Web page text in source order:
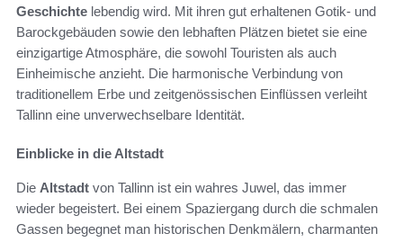
Geschichte lebendig wird. Mit ihren gut erhaltenen Gotik- und
Barockgebäuden sowie den lebhaften Plätzen bietet sie eine
einzigartige Atmosphäre, die sowohl Touristen als auch
Einheimische anzieht. Die harmonische Verbindung von
traditionellem Erbe und zeitgenössischen Einflüssen verleiht
Tallinn eine unverwechselbare Identität.
Einblicke in die Altstadt
Die Altstadt von Tallinn ist ein wahres Juwel, das immer
wieder begeistert. Bei einem Spaziergang durch die schmalen
Gassen begegnet man historischen Denkmälern, charmanten